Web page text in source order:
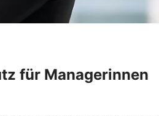
für Managerinnen